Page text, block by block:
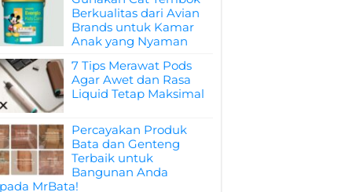
Berkualitas dari Avian
Brands untuk Kamar
Anak yang Nyaman
7 Tips Merawat Pods
Agar Awet dan Rasa
Liquid Tetap Maksimal
Percayakan Produk
Bata dan Genteng
Terbaik untuk
Bangunan Anda
MrBata!